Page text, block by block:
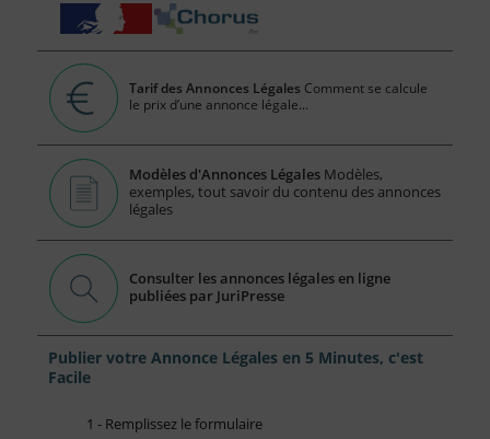
Tarif des Annonces Légales Comment se calcule
le prix d’une annonce légale...
Modèles d'Annonces Légales Modèles,
exemples, tout savoir du contenu des annonces
légales
Consulter les annonces légales en ligne
publiées par JuriPresse
Publier votre Annonce Légales en 5 Minutes, c'est
Facile
1 - Remplissez le formulaire